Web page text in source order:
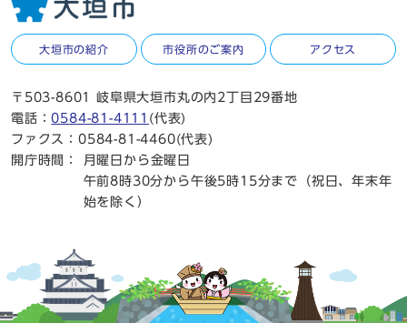
大垣市の紹介 市役所のご案内 アクセス
〒503-8601 岐阜県大垣市丸の内2丁目29番地
電話：0584-81-4111 (代表)
ファクス：0584-81-4460(代表)
開庁時間：
月曜日から金曜日
午前8時30分から午後5時15分まで（祝日、年末年
始を除く）